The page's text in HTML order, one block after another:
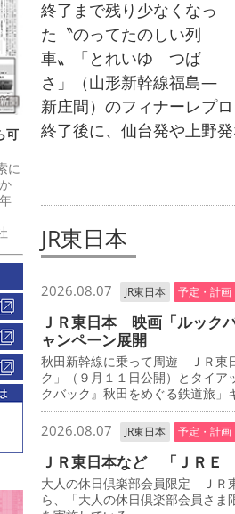
可
に
終了まで残り少なくなっ
た〝のってたのしい列
車〟「とれいゆ つば
さ」（山形新幹線福島―
新庄間）のフィナーレプ
終了後に、仙台発や上野
JR東日本
2026.08.07 JR東日本 予定・計画
ＪＲ東日本 映画「ルック
ャンペーン展開
秋田新幹線に乗って周遊 ＪＲ東
ク」（９月１１日公開）とタイア
クバック』秋田をめぐる鉄道旅」
2026.08.07 JR東日本 予定・計画
ＪＲ東日本など 「ＪＲＥ
大人の休日倶楽部会員限定 ＪＲ
ら、「大人の休日倶楽部会員さ